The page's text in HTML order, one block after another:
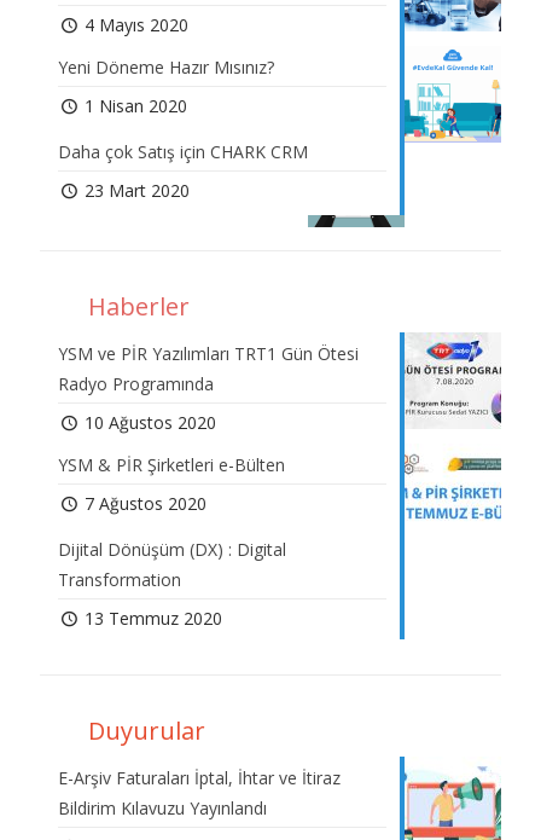
4 Mayıs 2020
Yeni Döneme Hazır Mısınız?
1 Nisan 2020
Daha çok Satış için CHARK CRM
23 Mart 2020
Haberler
YSM ve PİR Yazılımları TRT1 Gün Ötesi
Radyo Programında
10 Ağustos 2020
YSM & PİR Şirketleri e-Bülten
7 Ağustos 2020
Dijital Dönüşüm (DX) : Digital
Transformation
13 Temmuz 2020
Duyurular
E-Arşiv Faturaları İptal, İhtar ve İtiraz
Bildirim Kılavuzu Yayınlandı